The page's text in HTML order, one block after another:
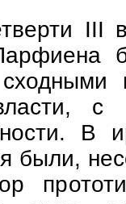
В
были,